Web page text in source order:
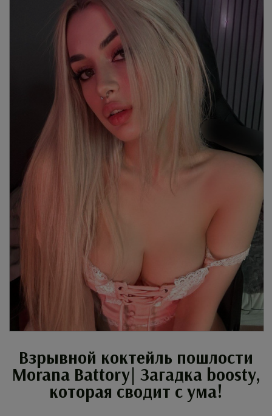
Взрывной коктейль пошлости
Morana Battory| Загадка boosty,
которая сводит с ума!